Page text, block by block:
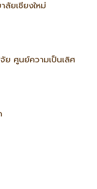
ลัยเชียงใหม่
ศูนย์ความเป็นเลิศ